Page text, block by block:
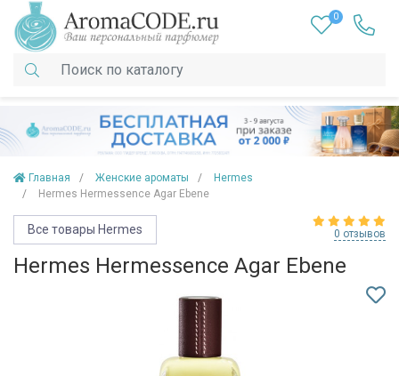
0
Главная Женские ароматы
Hermes
Hermes Hermessence Agar Ebene
Все товары Hermes 0 отзывов
Hermes Hermessence Agar Ebene